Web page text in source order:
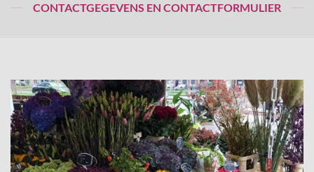
CONTACTGEGEVENS EN CONTACTFORMULIER